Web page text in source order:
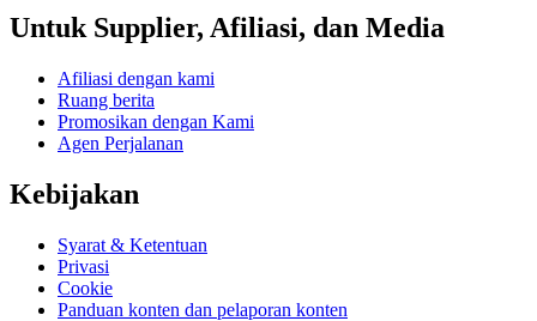
Untuk Supplier, Afiliasi, dan Media
Afiliasi dengan kami
Ruang berita
Promosikan dengan Kami
Agen Perjalanan
Kebijakan
Syarat & Ketentuan
Privasi
Cookie
Panduan konten dan pelaporan konten